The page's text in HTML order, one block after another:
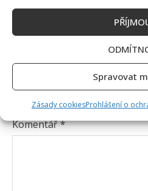
Spravovat
Zásady cookiesProhlášení o
Napsat komentář
Vaše e-mailová adresa
Vyžadované informace jsou
Komentář*